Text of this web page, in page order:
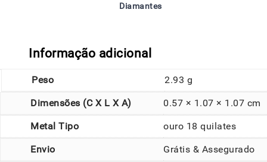
Diamantes
Informação adicional
Peso 2.93 g
Dimensões (C X L X A) 0.57 × 1.07 × 1.07 cm
Metal Tipo ouro 18 quilates
Envio Grátis & Assegurado